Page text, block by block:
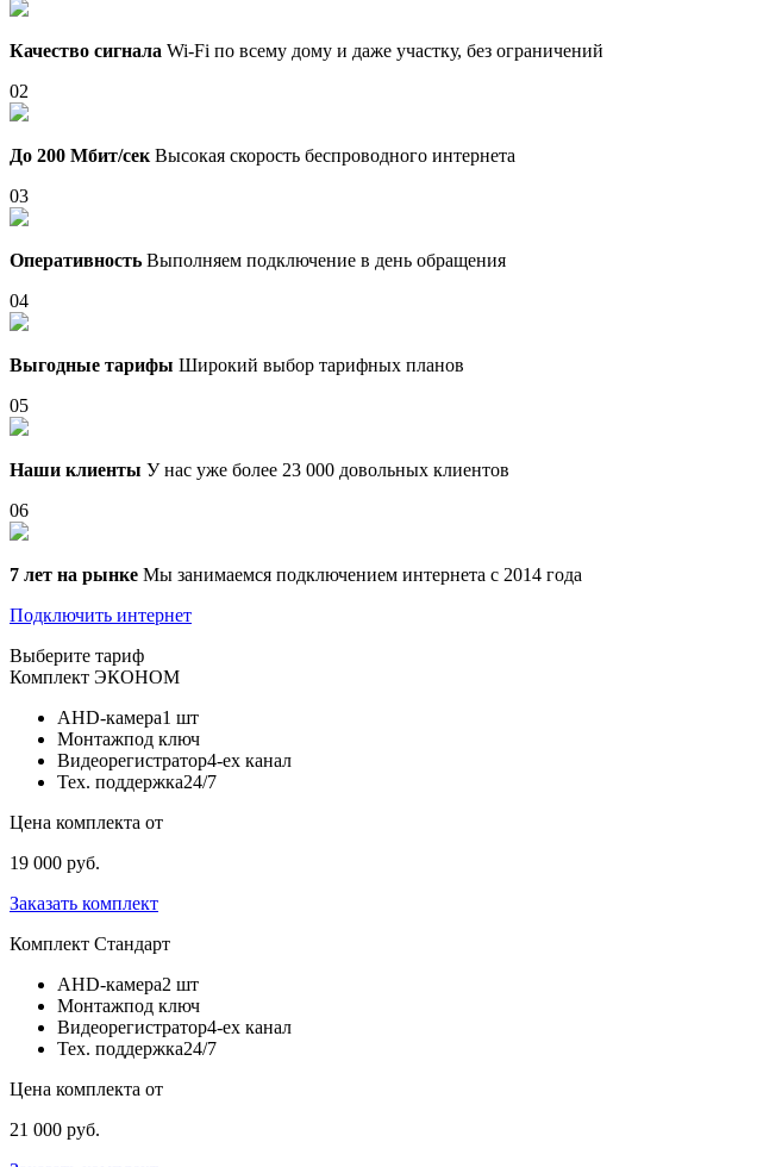
Качество сигнала Wi-Fi по всему дому и даже участку, без ограничений
02
До 200 Мбит/сек Высокая скорость беспроводного интернета
03
Оперативность Выполняем подключение в день обращения
04
Выгодные тарифы Широкий выбор тарифных планов
05
Наши клиенты У нас уже более 23 000 довольных клиентов
06
7 лет на рынке Мы занимаемся подключением интернета с 2014 года
Подключить интернет
Выберите тариф
Комплект ЭКОНОМ
AHD-камера1 шт
Монтажпод ключ
Видеорегистратор4-ех канал
Тех. поддержка24/7
Цена комплекта от
19 000 руб.
Заказать комплект
Комплект Стандарт
AHD-камера2 шт
Монтажпод ключ
Видеорегистратор4-ех канал
Тех. поддержка24/7
Цена комплекта от
21 000 руб.